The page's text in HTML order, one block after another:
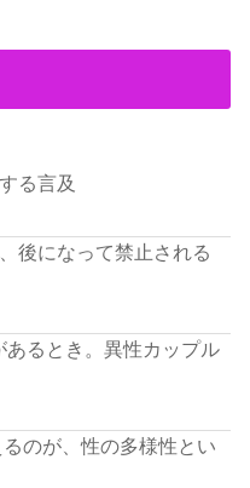
る言及
後になって禁止される
るとき。異性カップル
のが、性の多様性とい